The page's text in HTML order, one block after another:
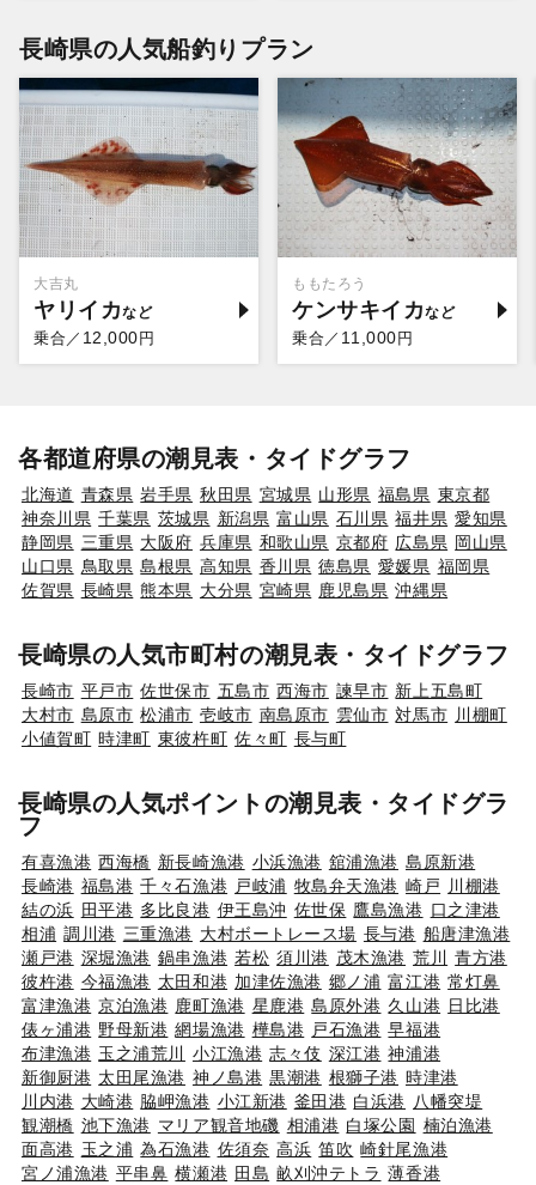
長崎県の人気船釣りプラン
大吉丸
ヤリイカ
乗合／ 12,000円
ももたろう
ケンサキイカ
乗合／ 11,000円
各都道府県の潮見表・タイドグラフ
北海道 青森県 岩手県 秋田県 宮城県 山形県 福島県 東京都
神奈川県 千葉県 茨城県 新潟県 富山県 石川県 福井県 愛知県
静岡県 三重県 大阪府 兵庫県 和歌山県 京都府 広島県 岡山県
山口県 鳥取県 島根県 高知県 香川県 徳島県 愛媛県 福岡県
佐賀県 長崎県 熊本県 大分県 宮崎県 鹿児島県 沖縄県
長崎県の人気市町村の潮見表・タイドグラフ
長崎市 平戸市 佐世保市 五島市 西海市 諫早市 新上五島町
大村市 島原市 松浦市 壱岐市 南島原市 雲仙市 対馬市 川棚町
小値賀町 時津町 東彼杵町 佐々町 長与町
長崎県の人気ポイントの潮見表・タイドグラ
フ
有喜漁港 西海橋 新長崎漁港 小浜漁港 舘浦漁港 島原新港
長崎港 福島港 千々石漁港 戸岐浦 牧島弁天漁港 崎戸
川棚港
結の浜 田平港 多比良港 伊王島沖 佐世保 鷹島漁港 口之津港
相浦 調川港 三重漁港 大村ボートレース場 長与港 船唐津漁港
瀬戸港 深堀漁港 鍋串漁港 若松 須川港 茂木漁港 荒川 青方港
彼杵港 今福漁港 太田和港 加津佐漁港 郷ノ浦 富江港 常灯鼻
富津漁港 京泊漁港 鹿町漁港 星鹿港 島原外港 久山港 日比港
俵ヶ浦港 野母新港 網場漁港 樺島港 戸石漁港 早福港
布津漁港 玉之浦荒川 小江漁港 志々伎 深江港 神浦港
新御厨港 太田尾漁港 神ノ島港 黒潮港 根獅子港 時津港
川内港 大崎港 脇岬漁港 小江新港 釜田港 白浜港 八幡突堤
観潮橋 池下漁港 マリア観音地磯 相浦港 白塚公園 楠泊漁港
面高港 玉之浦 為石漁港 佐須奈 高浜 笛吹 崎針尾漁港
宮ノ浦漁港 平串鼻 横瀬港 田島 畝刈沖テトラ 薄香港